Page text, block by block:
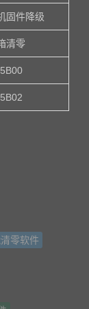
固件降级
清零
零软件